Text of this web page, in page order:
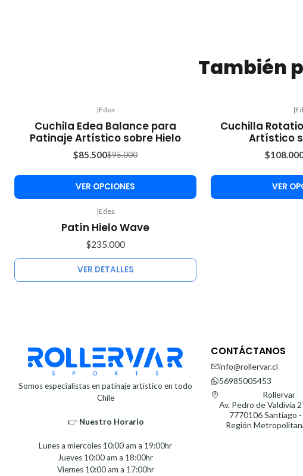
También
|Edea
Cuchila Edea Balance para
Patinaje Artístico sobre Hielo
$85.500$95.000
VER OPCIONES
-10%
OFF
|
Cuchilla
Artístico
VER
|Edea
Patín Hielo Wave
$235.000
VER DETALLES
Somos especialistas en patinaje artístico en todo
Chile
👉 Nuestro Horario⁣⁣
Lunes a miercoles 10:00 am a 19:00hr
Jueves 10:00 am a 18:00hr
Viernes 10:00 am a 17:00hr
CONTÁCTANOS
info@rollervar.cl
56985005453
Rollervar
Av. Pedro de Valdivia
7770106 Santiago
Región